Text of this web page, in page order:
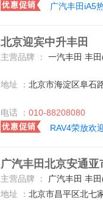
广汽丰田iA5
北京迎宾中升丰田
主营品牌 ： 一汽丰田 丰
地址 ： 北京市海淀区阜石
电话 ： 010-88208080
RAV4荣放欢
广汽丰田北京安通亚
主营品牌 ：
广汽丰田 丰
地址 ： 北京市昌平区北七